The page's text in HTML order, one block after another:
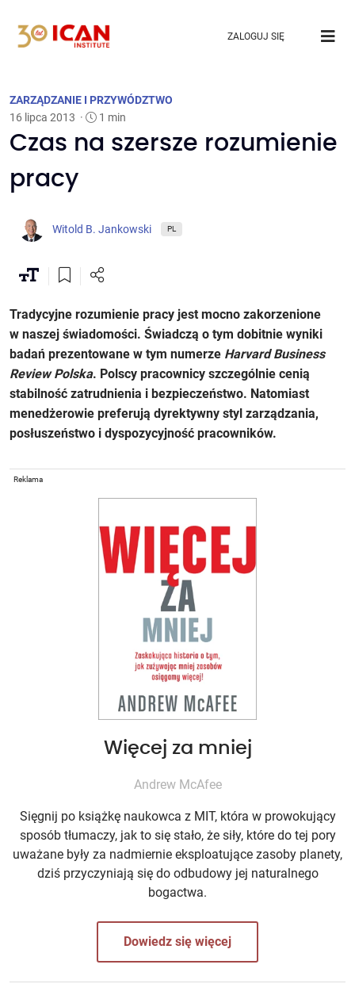
ZALOGUJ SIĘ
ZARZĄDZANIE I PRZYWÓDZTWO
16 lipca 2013 · 1 min
Czas na szersze rozumienie
pracy
Witold B. Jankowski PL
Tradycyjne rozumienie pracy jest mocno zakorzenione
w naszej świadomości. Świadczą o tym dobitnie wyniki
badań prezentowane w tym numerze Harvard Business
Review Polska. Polscy pracownicy szczególnie cenią
stabilność zatrudnienia i bezpieczeństwo. Natomiast
menedżerowie preferują dyrektywny styl zarządzania,
posłuszeństwo i dyspozycyjność pracowników.
Reklama
Więcej za mniej
Andrew McAfee
Sięgnij po książkę naukowca z MIT, która w prowokujący
sposób tłumaczy, jak to się stało, że siły, które do tej pory
uważane były za nadmiernie eksploatujące zasoby planety,
dziś przyczyniają się do odbudowy jej naturalnego
bogactwa.
Dowiedz się więcej